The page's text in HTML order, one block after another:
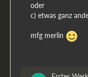
oder
c) etwas ganz
mfg merlin